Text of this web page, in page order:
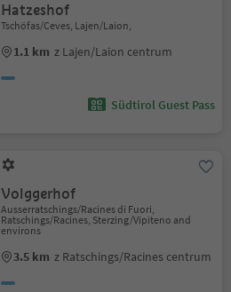
Hatzeshof
Tschöfas/Ceves, Lajen/Laion,
1.1 km z Lajen/Laion centrum
Südtirol Guest Pass
Volggerhof
Ausserratschings/Racines di Fuori,
Ratschings/Racines, Sterzing/Vipiteno and
environs
3.5 km z Ratschings/Racines centrum